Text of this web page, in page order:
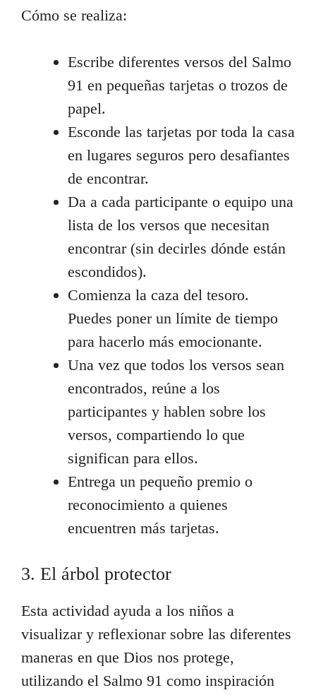
Cómo se realiza:
Escribe diferentes versos del Salmo
91 en pequeñas tarjetas o trozos de
papel.
Esconde las tarjetas por toda la casa
en lugares seguros pero desafiantes
de encontrar.
Da a cada participante o equipo una
lista de los versos que necesitan
encontrar (sin decirles dónde están
escondidos).
Comienza la caza del tesoro.
Puedes poner un límite de tiempo
para hacerlo más emocionante.
Una vez que todos los versos sean
encontrados, reúne a los
participantes y hablen sobre los
versos, compartiendo lo que
significan para ellos.
Entrega un pequeño premio o
reconocimiento a quienes
encuentren más tarjetas.
3. El árbol protector
Esta actividad ayuda a los niños a
visualizar y reflexionar sobre las diferentes
maneras en que Dios nos protege,
utilizando el Salmo 91 como inspiración